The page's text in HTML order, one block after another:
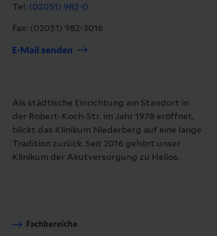
Tel: (02051) 982-0
Fax: (02051) 982-3016
E-Mail senden
Als städtische Einrichtung am Standort in
der Robert-Koch-Str. im Jahr 1978 eröffnet,
blickt das Klinikum Niederberg auf eine lange
Tradition zurück. Seit 2016 gehört unser
Klinikum der Akutversorgung zu Helios.
Fachbereiche